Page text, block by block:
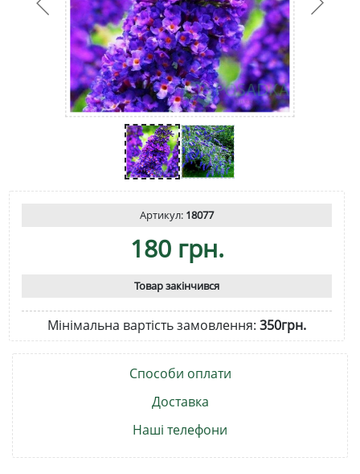
Артикул: 18077
180 грн.
Товар закінчився
Мінімальна вартість замовлення: 350грн.
Способи оплати
Доставка
Наші телефони